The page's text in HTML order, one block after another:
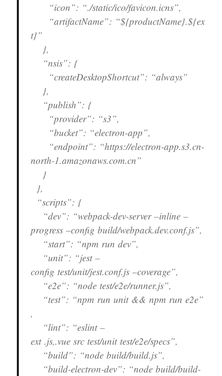
“icon”: “./static/ico/favicon.icns”,
“artifactName”: “${productName}.${ex
t}”
},
“nsis”: {
“createDesktopShortcut”: “always”
},
“publish”: {
“provider”: “s3”,
“bucket”: “electron-app”,
“endpoint”: “https://electron-app.s3.cn-
north-1.amazonaws.com.cn”
}
},
“scripts”: {
“dev”: “webpack-dev-server –inline –
progress –config build/webpack.dev.conf.js”,
“start”: “npm run dev”,
“unit”: “jest –
config test/unit/jest.conf.js –coverage”,
“e2e”: “node test/e2e/runner.js”,
“test”: “npm run unit && npm run e2e”
,
“lint”: “eslint –
ext .js,.vue src test/unit test/e2e/specs”,
“build”: “node build/build.js”,
“build-electron-dev”: “node build/build-